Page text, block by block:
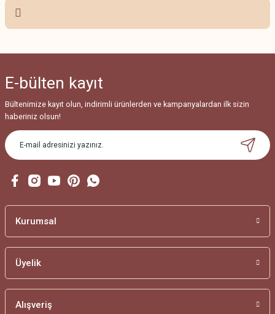
Ürün fiyatı diğer sitelerden daha pahalı.
Bu ürüne benzer farklı alternatifler olmalı.
E-bülten kayıt
Bültenimize kayıt olun, indirimli ürünlerden ve kampanyalardan ilk sizin
haberiniz olsun!
Kurumsal
Üyelik
Alışveriş